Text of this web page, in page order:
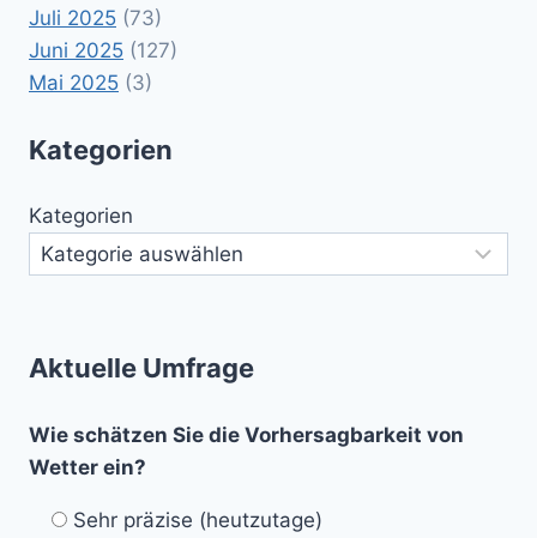
Juli 2025 (73)
Juni 2025 (127)
Mai 2025 (3)
Kategorien
Kategorien
Aktuelle Umfrage
Wie schätzen Sie die Vorhersagbarkeit von
Wetter ein?
Sehr präzise (heutzutage)